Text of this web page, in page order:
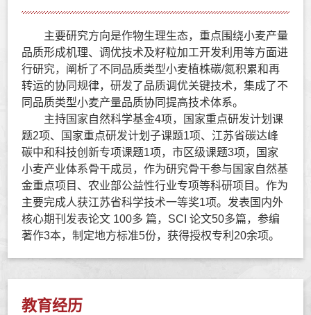
主要研究方向是作物生理生态，重点围绕小麦产量
品质形成机理、调优技术及籽粒加工开发利用等方面进
行研究，阐析了不同品质类型小麦植株碳/氮积累和再
转运的协同规律，研发了品质调优关键技术，集成了不
同品质类型小麦产量品质协同提高技术体系。
主持国家自然科学基金4项，国家重点研发计划课
题2项、
国家重点研发计划子课题1项、江苏省碳达峰
碳中和科技创新专项课题1项，市区级课题3项，国家
小麦产业体系骨干成员，作为研究骨干参与国家自然基
金重点项目、农业部公益性行业专项等科研项目。作为
主要完成人获江苏省科学技术一等奖1项。发表国内外
核心期刊发表论文 100多 篇，SCI 论文50多篇，参编
著作3本，制定地方标准5份，获得授权专利20余项。
教育经历